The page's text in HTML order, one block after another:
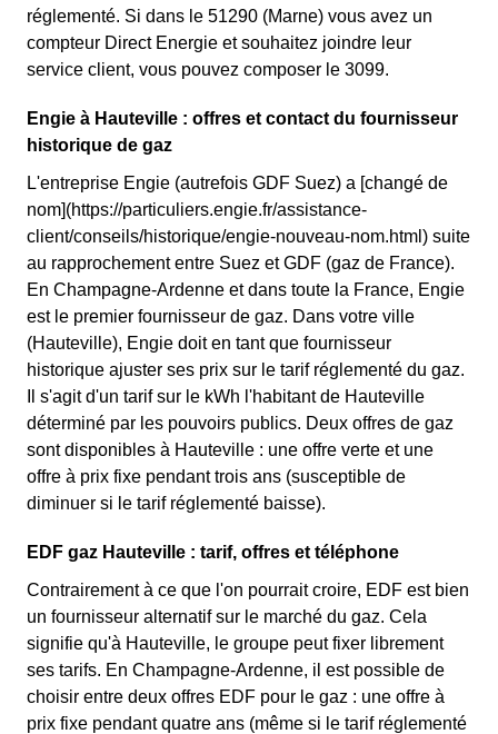
réglementé. Si dans le 51290 (Marne) vous avez un
compteur Direct Energie et souhaitez joindre leur
service client, vous pouvez composer le 3099.
Engie à Hauteville : offres et contact du fournisseur
historique de gaz
L'entreprise Engie (autrefois GDF Suez) a [changé de
nom](https://particuliers.engie.fr/assistance-
client/conseils/historique/engie-nouveau-nom.html) suite
au rapprochement entre Suez et GDF (gaz de France).
En Champagne-Ardenne et dans toute la France, Engie
est le premier fournisseur de gaz. Dans votre ville
(Hauteville), Engie doit en tant que fournisseur
historique ajuster ses prix sur le tarif réglementé du gaz.
Il s'agit d'un tarif sur le kWh l'habitant de Hauteville
déterminé par les pouvoirs publics. Deux offres de gaz
sont disponibles à Hauteville : une offre verte et une
offre à prix fixe pendant trois ans (susceptible de
diminuer si le tarif réglementé baisse).
EDF gaz Hauteville : tarif, offres et téléphone
Contrairement à ce que l'on pourrait croire, EDF est bien
un fournisseur alternatif sur le marché du gaz. Cela
signifie qu'à Hauteville, le groupe peut fixer librement
ses tarifs. En Champagne-Ardenne, il est possible de
choisir entre deux offres EDF pour le gaz : une offre à
prix fixe pendant quatre ans (même si le tarif réglementé